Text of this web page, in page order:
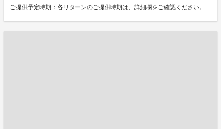
ご提供予定時期：各リターンのご提供時期は、詳細欄をご確認ください。